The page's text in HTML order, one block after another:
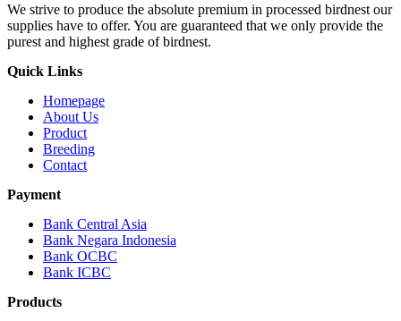
We strive to produce the absolute premium in processed birdnest our
supplies have to offer. You are guaranteed that we only provide the
purest and highest grade of birdnest.
Quick Links
Homepage
About Us
Product
Breeding
Contact
Payment
Bank Central Asia
Bank Negara Indonesia
Bank OCBC
Bank ICBC
Products